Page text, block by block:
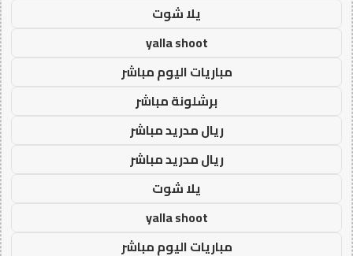
يلا شوت
yalla shoot
مباريات اليوم مباشر
برشلونة مباشر
ريال مدريد مباشر
ريال مدريد مباشر
يلا شوت
yalla shoot
مباريات اليوم مباشر